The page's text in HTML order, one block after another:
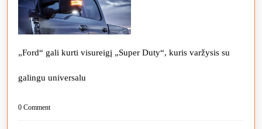
„Ford“ gali kurti visureigį „Super Duty“, kuris varžysis su
galingu universalu
0 Comment